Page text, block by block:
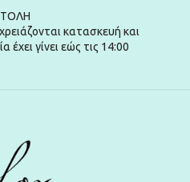
κατασκευή και
έχει γίνει εώς τις 14:00